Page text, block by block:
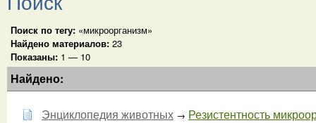
Поиск по тегу: «микроорганизм»
Найдено материалов: 23
Показаны: 1 — 10
Найдено:
Энциклопедия животных → Резистентность